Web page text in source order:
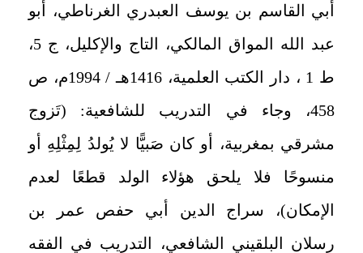
أبي القاسم بن يوسف العبدري الغرناطي، أبو
عبد الله المواق المالكي، التاج والإكليل، ج 5،
ط 1 ، دار الكتب العلمية، 1416هـ / 1994م، ص
458، وجاء في التدريب للشافعية: (تَزوج
مشرقي بمغربية، أو كان صَبيًّا لا يُولدُ لِمِثْلِهِ أو
منسوحًا فلا يلحق هؤلاء الولد قطعًا لعدم
الإمكان)، سراج الدين أبي حفص عمر بن
رسلان البلقيني الشافعي، التدريب في الفقه